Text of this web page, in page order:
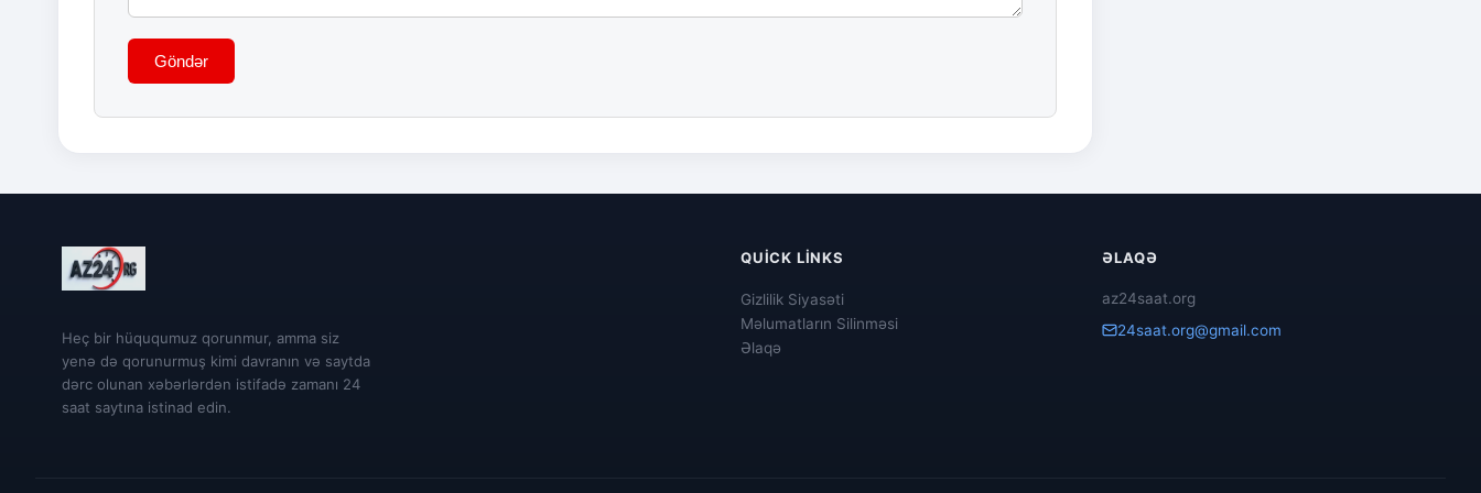
Göndər
Heç bir hüququmuz qorunmur, amma siz
yenə də qorunurmuş kimi davranın və saytda
dərc olunan xəbərlərdən istifadə zamanı 24
saat saytına istinad edin.
QUICK LINKS
Gizlilik Siyasəti
Məlumatların Silinməsi
Əlaqə
ƏLAQƏ
az24saat.org
24saat.org@gmail.com